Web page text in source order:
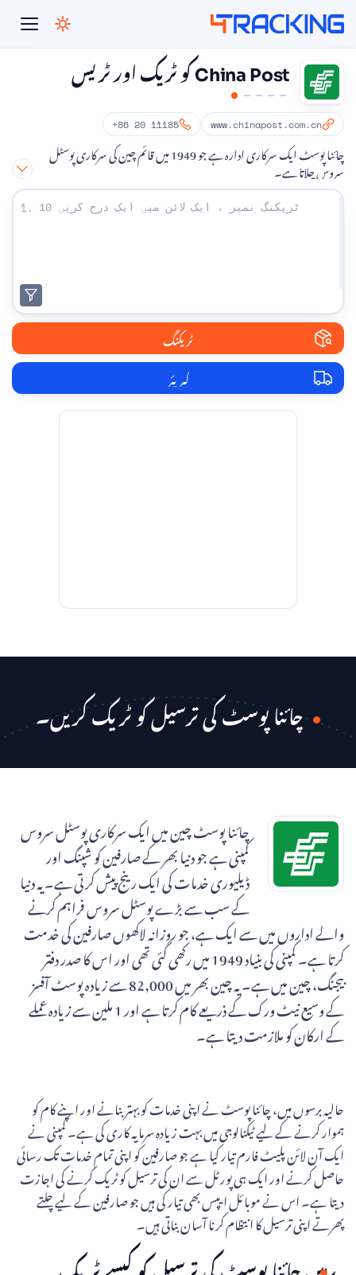
4Tracking
China Post کو ٹریک اور ٹریس
www.chinapost.com.cn
+86 20 11185
چائنا پوسٹ ایک سرکاری ادارہ ہے جو 1949 میں قائم چین کی سرکاری پوسٹل
سروس چلاتا ہے۔
اپنے ٹریکنگ نمبر درج کریں: 1.
ٹریکنگ
کیریئر
چائنا پوسٹ کی ترسیل کو ٹریک کریں۔
چائنا پوسٹ چین میں ایک سرکاری پوسٹل سروس
کمپنی ہے جو دنیا بھر کے صارفین کو شپنگ اور
ڈیلیوری خدمات کی ایک رینج پیش کرتی ہے۔ یہ دنیا
کے سب سے بڑے پوسٹل سروس فراہم کرنے
والے اداروں میں سے ایک ہے، جو روزانہ لاکھوں صارفین کی خدمت
کرتا ہے۔ کمپنی کی بنیاد 1949 میں رکھی گئی تھی اور اس کا صدر دفتر
بیجنگ، چین میں ہے۔ یہ چین بھر میں 82,000 سے زیادہ پوسٹ آفسز
کے وسیع نیٹ ورک کے ذریعے کام کرتا ہے اور 1 ملین سے زیادہ عملے
کے ارکان کو ملازمت دیتا ہے۔
حالیہ برسوں میں، چائنا پوسٹ نے اپنی خدمات کو بہتر بنانے اور اپنے کام کو
ہموار کرنے کے لیے ٹیکنالوجی میں بہت زیادہ سرمایہ کاری کی ہے۔ کمپنی نے
ایک آن لائن پلیٹ فارم تیار کیا ہے جو صارفین کو اپنی تمام خدمات تک رسائی
حاصل کرنے اور ایک ہی پورٹل سے ان کی ترسیل کو ٹریک کرنے کی اجازت
دیتا ہے۔ اس نے موبائل ایپس بھی تیار کی ہیں جو صارفین کے لیے چلتے
پھرتے اپنی ترسیل کا انتظام کرنا آسان بناتی ہیں۔